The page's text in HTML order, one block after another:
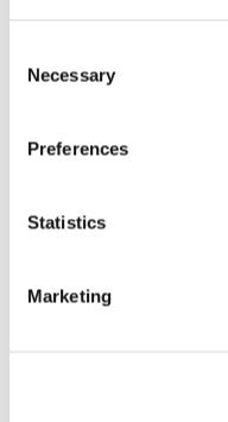
Selection
Necessary
Preferences
Statistics
Marketing